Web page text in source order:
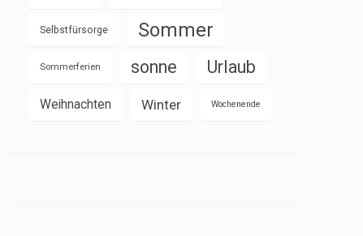
Selbstfürsorge Sommer
Sommerferien sonne Urlaub
Weihnachten Winter Wochenende